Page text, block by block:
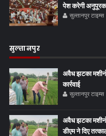
पेश करेगी
सुल्तानपुर टाइम्स
सुल्तानपुर
अवैध झटका
कार्रवाई
सुल्तानपुर टाइम्स
अवैध झटका
डीएम ने दिए